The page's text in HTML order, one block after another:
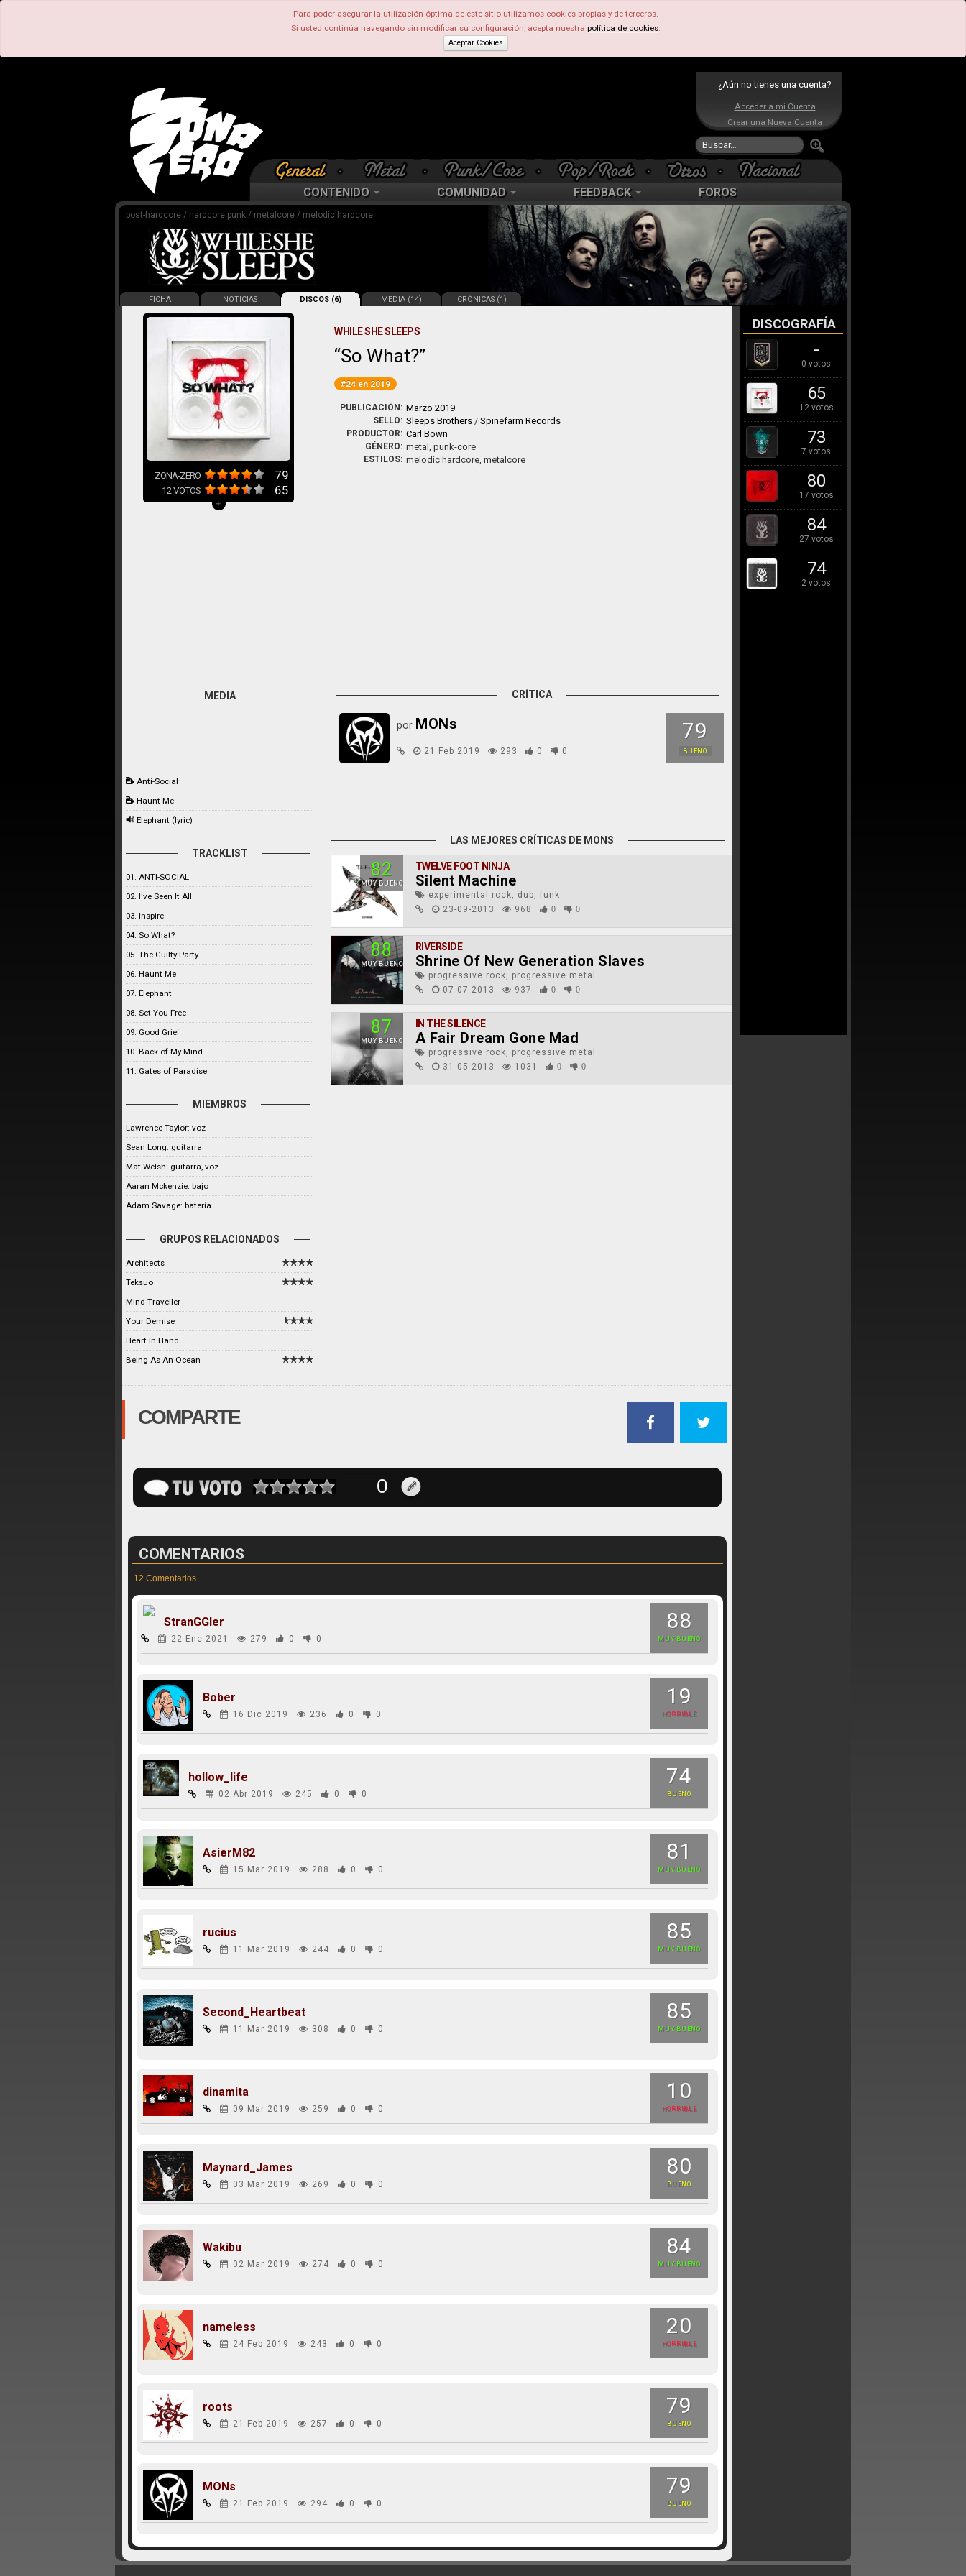
Para poder asegurar la utilización óptima de este sitio utilizamos cookies propias y de terceros.
Si usted continúa navegando sin modificar su configuración, acepta nuestra política de cookies.
Aceptar Cookies
¿Aún no tienes una cuenta?
Acceder a mi Cuenta
Crear una Nueva Cuenta
CONTENIDO COMUNIDAD FEEDBACK FOROS
post-hardcore / hardcore punk / metalcore / melodic hardcore
FICHA NOTICIAS DISCOS (6) MEDIA (14) CRÓNICAS (1)
ZONA-ZERO 79
12VOTOS 65
+
WHILE SHE SLEEPS
So What?
#24 en 2019
PUBLICACIÓN: Marzo 2019
SELLO: Sleeps Brothers /Spinefarm Records
PRODUCTOR: Carl Bown
GÉNERO: metal, punk-core
ESTILOS: melodic hardcore, metalcore
MEDIA
Anti-Social
Haunt Me
Elephant (lyric)
TRACKLIST
01. ANTI-SOCIAL
02. I've Seen It All
03. Inspire
04. So What?
05. The Guilty Party
06. Haunt Me
07. Elephant
08. Set You Free
09. Good Grief
10. Back of My Mind
11. Gates of Paradise
MIEMBROS
Lawrence Taylor: voz
Sean Long: guitarra
Mat Welsh: guitarra, voz
Aaran Mckenzie: bajo
Adam Savage: batería
GRUPOS RELACIONADOS
Architects
Teksuo
Mind Traveller
Your Demise
Heart In Hand
Being As An Ocean
CRÍTICA
79
BUENO
por MONs
21 Feb 2019 293 0 0
LAS MEJORES CRÍTICAS DE MONS
82
MUY BUENO
TWELVE FOOT NINJA
Silent Machine
experimental rock, dub, funk
23-09-2013
968 0 0
88
MUY BUENO
RIVERSIDE
Shrine Of New Generation Slaves
progressive rock, progressive metal
07-07-2013
937 0 0
87
MUY BUENO
IN THE SILENCE
A Fair Dream Gone Mad
progressive rock, progressive metal
31-05-2013
1031 0 0
COMPARTE
COMENTARIOS
12 Comentarios
88
MUY BUENO
StranGGler
22 Ene 2021 279 0 0
19
HORRIBLE
Bober
16 Dic 2019 236 0 0
74
BUENO
hollow_life
02 Abr 2019 245 0 0
81
MUY BUENO
AsierM82
15 Mar 2019 288 0 0
85
MUY BUENO
rucius
11 Mar 2019 244 0 0
85
MUY BUENO
Second_Heartbeat
11 Mar 2019 308 0 0
10
HORRIBLE
dinamita
09 Mar 2019 259 0 0
80
BUENO
Maynard_James
03 Mar 2019 269 0 0
84
MUY BUENO
Wakibu
02 Mar 2019 274 0 0
20
HORRIBLE
nameless
24 Feb 2019 243 0 0
79
BUENO
roots
21 Feb 2019 257 0 0
79
BUENO
MONs
21 Feb 2019 294 0 0
DISCOGRAFÍA
-
0 votos
65
12 votos
73
7 votos
80
17 votos
84
27 votos
74
2 votos